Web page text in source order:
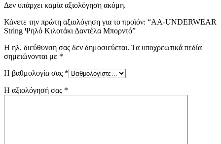
Δεν υπάρχει καμία αξιολόγηση ακόμη.
Κάνετε την πρώτη αξιολόγηση για το προϊόν: “AA-UNDERWEAR
String Ψηλό Κιλοτάκι Δαντέλα Μπορντό”
Η ηλ. διεύθυνση σας δεν δημοσιεύεται. Τα υποχρεωτικά πεδία
σημειώνονται με *
Η βαθμολογία σας *
Η αξιολόγησή σας *